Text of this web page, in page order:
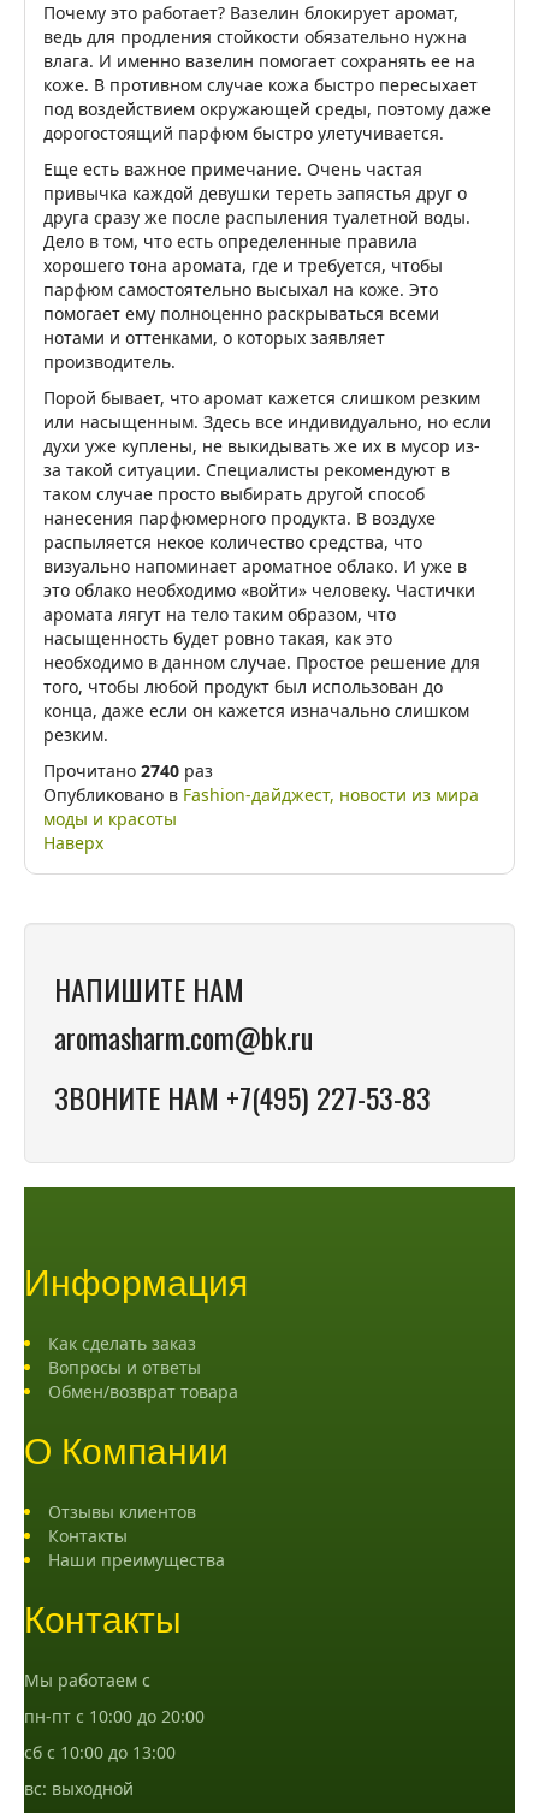
Почему это работает? Вазелин блокирует аромат,
ведь для продления стойкости обязательно нужна
влага. И именно вазелин помогает сохранять ее на
коже. В противном случае кожа быстро пересыхает
под воздействием окружающей среды, поэтому даже
дорогостоящий парфюм быстро улетучивается.
Еще есть важное примечание. Очень частая
привычка каждой девушки тереть запястья друг о
друга сразу же после распыления туалетной воды.
Дело в том, что есть определенные правила
хорошего тона аромата, где и требуется, чтобы
парфюм самостоятельно высыхал на коже. Это
помогает ему полноценно раскрываться всеми
нотами и оттенками, о которых заявляет
производитель.
Порой бывает, что аромат кажется слишком резким
или насыщенным. Здесь все индивидуально, но если
духи уже куплены, не выкидывать же их в мусор из-
за такой ситуации. Специалисты рекомендуют в
таком случае просто выбирать другой способ
нанесения парфюмерного продукта. В воздухе
распыляется некое количество средства, что
визуально напоминает ароматное облако. И уже в
это облако необходимо «войти» человеку. Частички
аромата лягут на тело таким образом, что
насыщенность будет ровно такая, как это
необходимо в данном случае. Простое решение для
того, чтобы любой продукт был использован до
конца, даже если он кажется изначально слишком
резким.
Прочитано 2740 раз
Опубликовано в Fashion-дайджест, новости из мира
моды и красоты
Наверх
НАПИШИТЕ НАМ
aromasharm.com@bk.ru
ЗВОНИТЕ НАМ +7(495) 227-53-83
Информация
Как сделать заказ
Вопросы и ответы
Обмен/возврат товара
О Компании
Отзывы клиентов
Контакты
Наши преимущества
Контакты
Мы работаем с
пн-пт с 10:00 до 20:00
сб с 10:00 до 13:00
вс: выходной